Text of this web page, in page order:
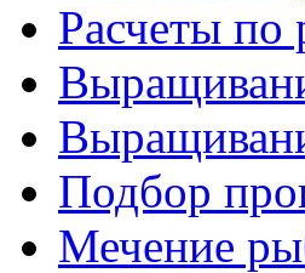
Расчеты по
Подбор
Мечение